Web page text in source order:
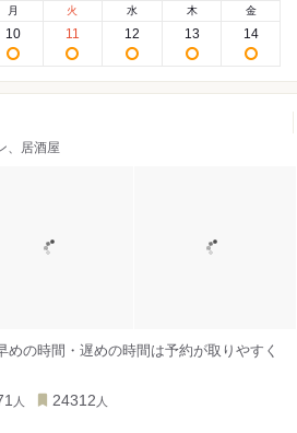
月
10
火
11
水
12
木
13
金
14
、居酒屋
めの時間・遅めの時間は予約が取りやすく
人 24312 人